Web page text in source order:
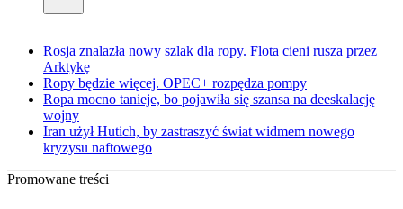
Rosja znalazła nowy szlak dla ropy. Flota cieni rusza przez
Arktykę
Ropy będzie więcej. OPEC+ rozpędza pompy
Ropa mocno tanieje, bo pojawiła się szansa na deeskalację
wojny
Iran użył Hutich, by zastraszyć świat widmem nowego
kryzysu naftowego
Promowane treści